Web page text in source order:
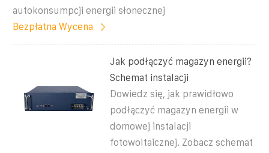
autokonsumpcji energii słonecznej
Bezpłatna Wycena
Jak podłączyć magazyn energii?
Schemat instalacji
Dowiedz się, jak prawidłowo
podłączyć magazyn energii w
domowej instalacji
fotowoltaicznej. Zobacz schemat